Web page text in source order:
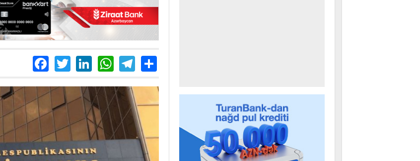
Facebook
TwitterLinkedIn
WhatsApp
Telegram
Share